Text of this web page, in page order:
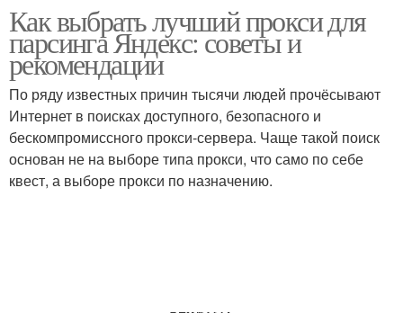
Как выбрать лучший прокси для
парсинга Яндекс: советы и
рекомендации
По ряду известных причин тысячи людей прочёсывают
Интернет в поисках доступного, безопасного и
бескомпромиссного прокси-сервера. Чаще такой поиск
основан не на выборе типа прокси, что само по себе
квест, а выборе прокси по назначению.